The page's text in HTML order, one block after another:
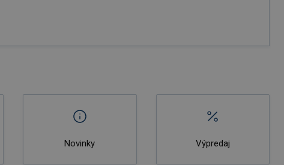
Novinky Výpredaj